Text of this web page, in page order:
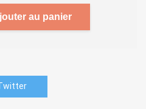
au panier